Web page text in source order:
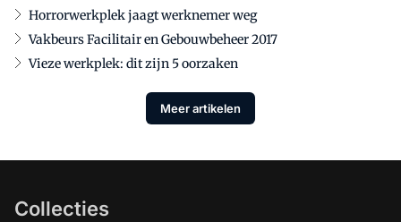
Horrorwerkplek jaagt werknemer weg
Vakbeurs Facilitair en Gebouwbeheer 2017
Vieze werkplek: dit zijn 5 oorzaken
Meer artikelen
Collecties